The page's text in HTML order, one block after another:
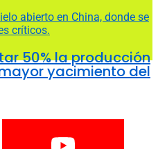
50% la producción
yacimiento del